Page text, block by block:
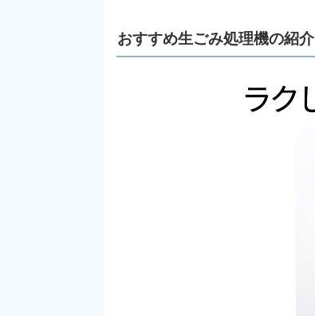
おすすめ生ごみ処理機の紹介